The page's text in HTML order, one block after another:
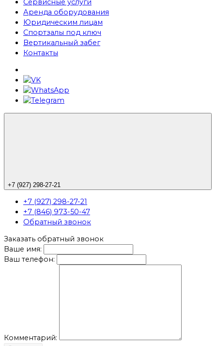
Сервисные услуги
Аренда оборудования
Юридическим лицам
Спортзалы под ключ
Вертикальный забег
Контакты
+7 (927) 298-27-21
+7 (927) 298-27-21
+7 (846) 973-50-47
Обратный звонок
Заказать обратный звонок
Ваше имя:
Ваш телефон:
Комментарий: